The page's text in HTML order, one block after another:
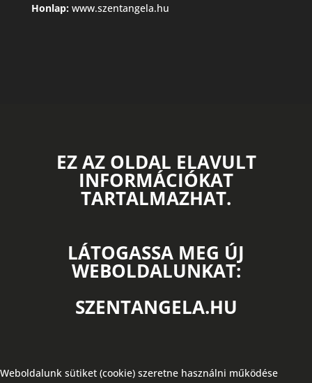
Honlap:www.szentangela.hu
EZ AZ OLDAL ELAVULT
INFORMÁCIÓKAT
TARTALMAZHAT.
LÁTOGASSA MEG ÚJ
WEBOLDALUNKAT:
SZENTANGELA.HU
Weboldalunk sütiket (cookie) szeretne használni működése